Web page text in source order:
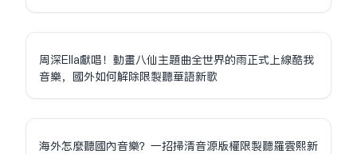
周深Ella獻唱！動畫八仙主題曲全世界的雨正式上線酷我
音樂，國外如何解除限制聽華語新歌
海外怎麼聽國內音樂？一招掃清音源版權限制聽羅雲熙新